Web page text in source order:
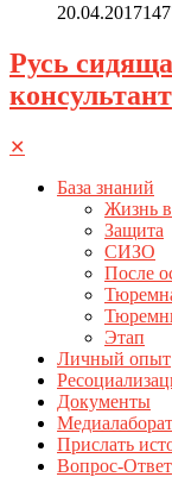
20.04.2017
Русь
консультант
✕
База знаний
Жизнь
Защита
СИЗО
После
Этап
Личный опыт
Документы
Прислать
Вопрос-Ответ